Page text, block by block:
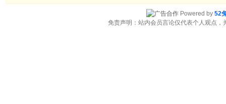
Powered by 52
免责声明：站内会员言论仅代表个人观点